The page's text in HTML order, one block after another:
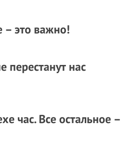
– это важно!
перестанут нас
час. Все остальное –